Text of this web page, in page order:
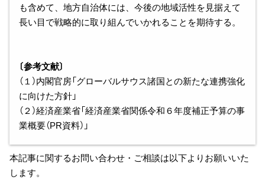
も含めて、地方自治体には、今後の地域活性を見据えて
長い目で戦略的に取り組んでいかれることを期待する。
〔参考文献〕
（１）内閣官房「グローバルサウス諸国との新たな連携強化
に向けた方針」
（２）経済産業省「経済産業省関係令和６年度補正予算の事
業概要（PR資料）」
本記事に関するお問い合わせ・ご相談は以下よりお願いいた
します。